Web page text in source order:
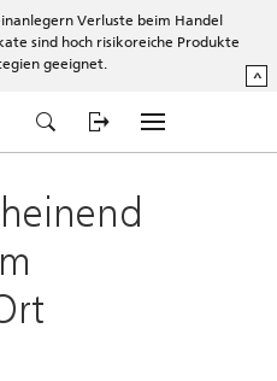
Verluste beim Handel
sind hoch risikoreiche Produkte
geeignet.
^